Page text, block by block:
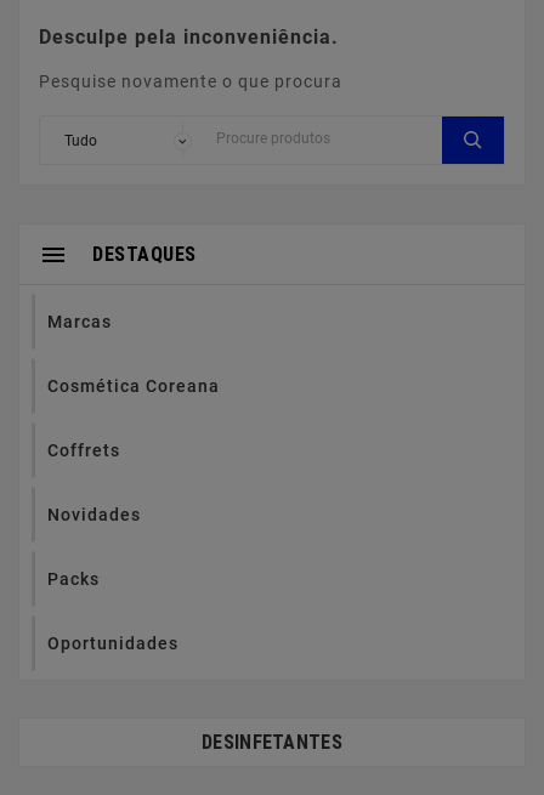
Desculpe pela inconveniência.
Pesquise novamente o que procura
DESTAQUES

Marcas
Cosmética Coreana
Coffrets
Novidades
Packs
Oportunidades
DESINFETANTES